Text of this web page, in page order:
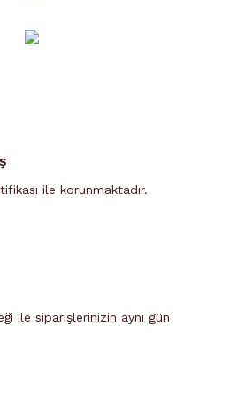
ile korunmaktadır.
ile siparişlerinizin aynı gün